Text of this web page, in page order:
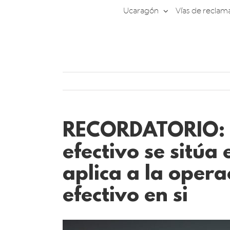
Ucaragón Vías de
efectivo se sitúa
aplica a la
efectivo en si